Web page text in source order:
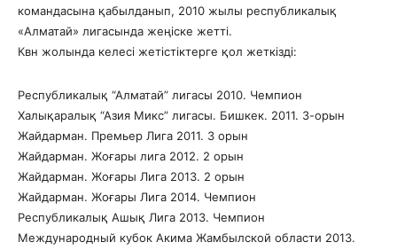
командасына қабылданып, 2010 жылы республикалық
«Алматай» лигасында жеңіске жетті.
Квн жолында келесі жетістіктерге қол жеткізді:
Республикалық “Алматай” лигасы 2010. Чемпион
Халықаралық “Азия Микс” лигасы. Бишкек. 2011. 3-орын
Жайдарман. Премьер Лига 2011. 3 орын
Жайдарман. Жоғары лига 2012. 2 орын
Жайдарман. Жоғары Лига 2013. 2 орын
Жайдарман. Жоғары Лига 2014. Чемпион
Республикалық Ашық Лига 2013. Чемпион
Международный кубок Акима Жамбылской области 2013.